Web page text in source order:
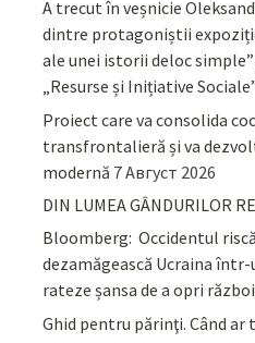
A trecut în veșnicie
dintre protagoniștii
ale unei istorii deloc
„Resurse și Inițiative
Proiect care va consolida
transfrontalieră și va
modernă 7 Август 2026
DIN LUMEA GÂNDURILOR
Bloomberg: Occidentul
dezamăgească Ucraina
rateze șansa de a opri
Ghid pentru părinţi. Când ar